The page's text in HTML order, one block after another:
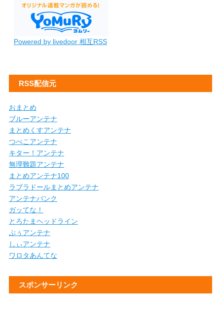
Powered by livedoor 相互RSS
RSS配信元
おまとめ
ブルーアンテナ
まとめくすアンテナ
つべこアンテナ
キター！アンテナ
無理難題アンテナ
まとめアンテナ100
ラブラドールまとめアンテナ
アンテナバンク
ガッてな！
とろたまヘッドライン
ぷぅアンテナ
しぃアンテナ
ワロタあんてな
スポンサーリンク